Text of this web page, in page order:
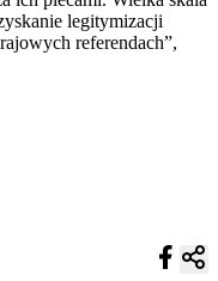
legitymizacji
referendach”,